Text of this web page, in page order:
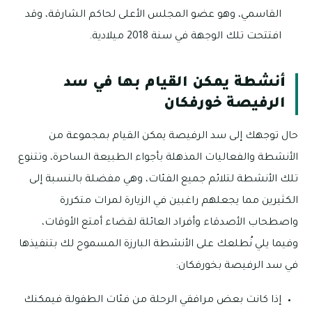
القاسمي، وهو عضو المجلس الأعلى لحاكم الشارقة، وقد
افتتحت تلك الوجهة في سنة 2018 ميلادية.
أنشطة يمكن القيام بها في سد
الرفيصة خورفكان
حال توجهك إلى سد الرفيصة يمكن القيام بمجموعة من
الأنشطة والفعاليات المذهلة بأجواء الطبيعة الساحرة، وتتنوع
تلك الأنشطة لتلائم جميع الفئات، وهي مفضلة بالنسبة إلى
الكثيرين مما يجعلهم راغبين في الزيارة لمرات متكررة
واصطحاب الأصدقاء وأفراد العائلة لقضاء أمتع الأوقات،
وفيما يلي نُطلعك على الأنشطة البارزة المسموح لك بتنفيذها
في سد الرفيصة بخورفكان:
إذا كانت بعض مرافقي الرحلة من فئات الطفولة فيمكنك